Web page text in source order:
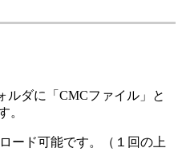
ダに「CMCファイル」と
。
ード可能です。（１回の上